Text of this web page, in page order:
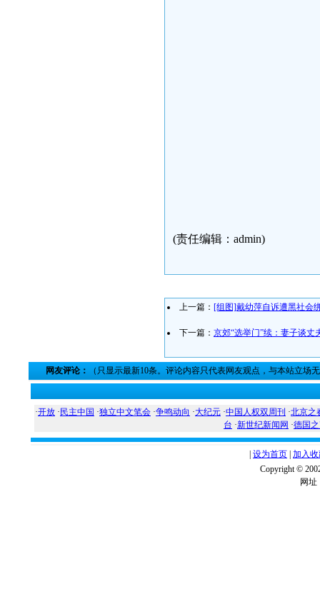
(责任编辑：admin)
上一篇： [组图]戴幼萍自诉遭黑社会
下一篇： 京郊“选举门”续：妻子谈丈
网友评论： （只显示最新10条。评论内容只代表网友观点，与本站立场
·开放 · 民主中国 ·独立中文笔会 ·争鸣动向 ·大纪元 ·中国人权双周刊 ·北京之
台 ·新世纪新闻网 ·德国
设为首页 加入
Copyright ©
网址